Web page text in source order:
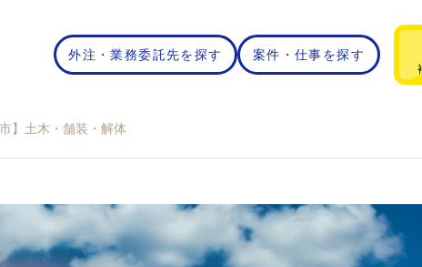
外注・業務委託先を探す 案件・仕事を探す
】土木・舗装・解体